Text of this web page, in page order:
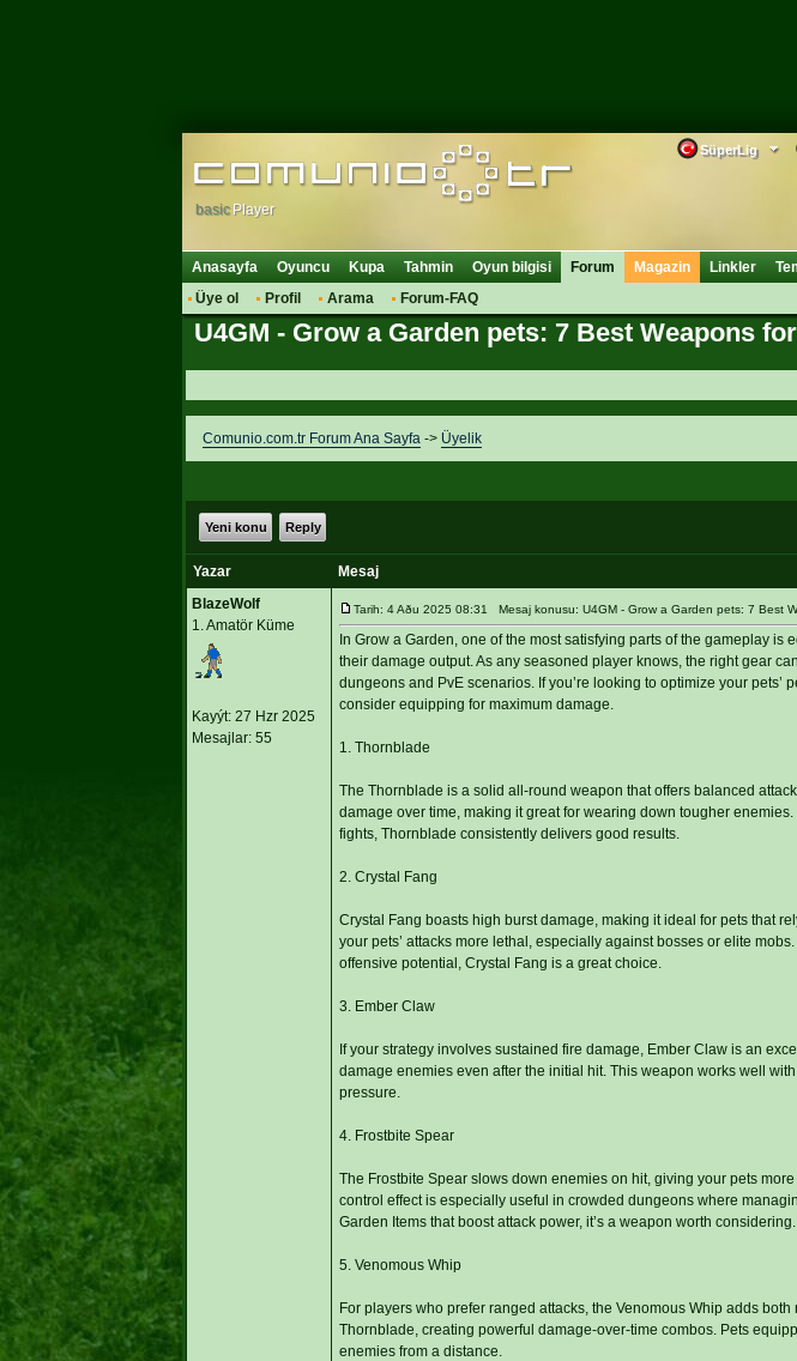
SüperLig
basic Player
Anasayfa Oyuncu Kupa Tahmin Oyun bilgisi
Forum
Üye ol
Profil Arama Forum-FAQ
Magazin Linkler
U4GM - Grow a Garden pets: 7 Best Weapons
Comunio.com.tr Forum Ana Sayfa-> Üyelik
Yeni konu Reply
Yazar
Mesaj
BlazeWolf
1. Amatör Küme
Kayýt: 27 Hzr 2025
Mesajlar: 55
Tarih: 4 Aðu 2025 08:31 Mesaj konusu: U4GM - Grow a Garden pets: 7 Best
In Grow a Garden, one of the most satisfying parts of the gameplay
their damage output. As any seasoned player knows, the right gear
dungeons and PvE scenarios. If you’re looking to optimize your pets’
consider equipping for maximum damage.
1. Thornblade
The Thornblade is a solid all-round weapon that offers balanced
damage over time, making it great for wearing down tougher enemies.
fights, Thornblade consistently delivers good results.
2. Crystal Fang
Crystal Fang boasts high burst damage, making it ideal for pets that
your pets’ attacks more lethal, especially against bosses or elite
offensive potential, Crystal Fang is a great choice.
3. Ember Claw
If your strategy involves sustained fire damage, Ember Claw is an
damage enemies even after the initial hit. This weapon works well
pressure.
4. Frostbite Spear
The Frostbite Spear slows down enemies on hit, giving your pets
control effect is especially useful in crowded dungeons where
Garden Items that boost attack power, it’s a weapon worth considering.
5. Venomous Whip
For players who prefer ranged attacks, the Venomous Whip adds
Thornblade, creating powerful damage-over-time combos. Pets
enemies from a distance.